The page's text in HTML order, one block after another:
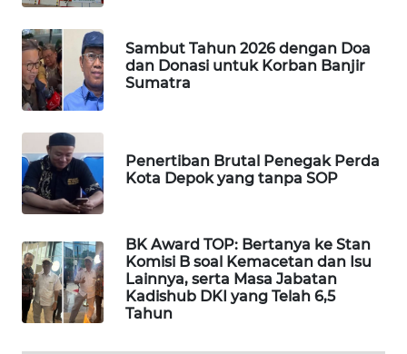
Sambut Tahun 2026 dengan Doa
dan Donasi untuk Korban Banjir
Sumatra
Penertiban Brutal Penegak Perda
Kota Depok yang tanpa SOP
BK Award TOP: Bertanya ke Stan
Komisi B soal Kemacetan dan Isu
Lainnya, serta Masa Jabatan
Kadishub DKI yang Telah 6,5
Tahun
WN
CIANJUR
WN
SERIBU
TANGERANG
WN
BINJAI
WN